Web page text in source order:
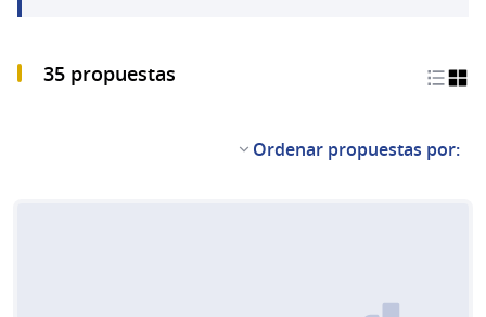
35 propuestas
Ordenar propuestas por: